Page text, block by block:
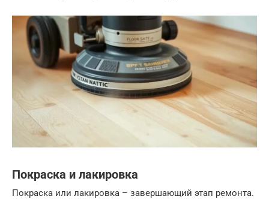
Покраска и лакировка
Покраска или лакировка – завершающий этап ремонта.